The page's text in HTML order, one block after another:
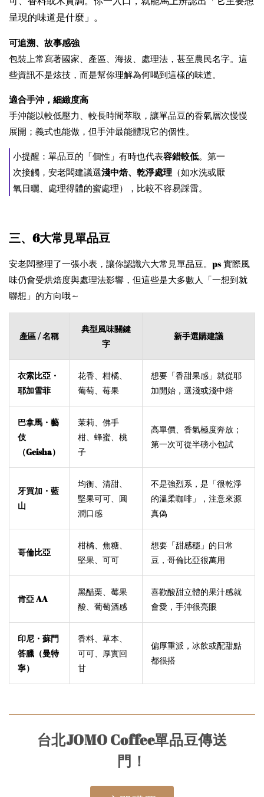
呈現的味道是什麼」。
可追溯、故事感強
包裝上常寫著國家、產區、海拔、處理法，甚至農民名字。這
些資訊不是炫技，而是幫你理解為何喝到這樣的味道。
適合手沖，細緻度高
手沖能以較低壓力、較長時間萃取，讓單品豆的香氣層次慢慢
展開；義式也能做，但手沖最能體現它的個性。
小提醒：單品豆的「個性」有時也代表容錯較低。第一
次接觸，安老闆建議選淺中焙、乾淨處理 （如水洗或厭
氧日曬、處理得體的蜜處理），比較不容易踩雷。
三、6大常見單品豆
安老闆整理了一張小表，讓你認識六大常見單品豆。ps 實際風
味仍會受烘焙度與處理法影響，但這些是大多數人「一想到就
聯想」的方向哦～
產區 / 名稱
典型風味關鍵
字
新手選購建議
衣索比亞・
耶加雪菲
花香、柑橘、
葡萄、莓果
想要「香甜果感」就從耶
加開始，選淺或淺中焙
巴拿馬・藝
伎
（Geisha）
茉莉、佛手
柑、蜂蜜、桃
子
高單價、香氣極度奔放；
第一次可從半磅小包試
牙買加・藍
山
均衡、清甜、
堅果可可、圓
潤口感
不是強烈系，是「很乾淨
的溫柔咖啡」，注意來源
真偽
哥倫比亞
柑橘、焦糖、
堅果、可可
想要「甜感穩」的日常
豆，哥倫比亞很萬用
肯亞 AA
黑醋栗、莓果
酸、葡萄酒感
喜歡酸甜立體的果汁感就
會愛，手沖很亮眼
印尼・蘇門
答臘（曼特
寧）
香料、草本、
可可、厚實回
甘
偏厚重派，冰飲或配甜點
都很搭
台北JOMO Coffee單品豆傳送
門！